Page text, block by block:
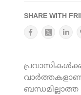
SHARE WITH